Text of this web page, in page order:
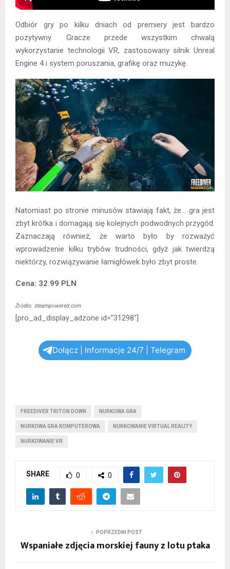
Odbiór gry po kilku dniach od premiery jest bardzo
pozytywny. Gracze przede wszystkim chwalą
wykorzystanie technologii VR, zastosowany silnik Unreal
Engine 4 i system poruszania, grafikę oraz muzykę.
Natomiast po stronie minusów stawiają fakt, że… gra jest
zbyt krótka i domagają się kolejnych podwodnych przygód.
Zaznaczają również, że warto było by rozważyć
wprowadzenie kilku trybów trudności, gdyż jak twierdzą
niektórzy, rozwiązywanie łamigłówek było zbyt proste.
Cena: 32.99 PLN
Źródło: steampowered.com
[pro_ad_display_adzone id=”31298″]
Dołącz | Informacje 24/7 | Telegram
FREEDIVER TRITON DOWN NURKOWA GRA
NURKOWA GRA KOMPUTEROWA NURKOWANIE VIRTUAL REALITY
NURKOWANIE VR
SHARE 0 0
POPRZEDNI POST
Wspaniałe zdjęcia morskiej fauny z lotu ptaka